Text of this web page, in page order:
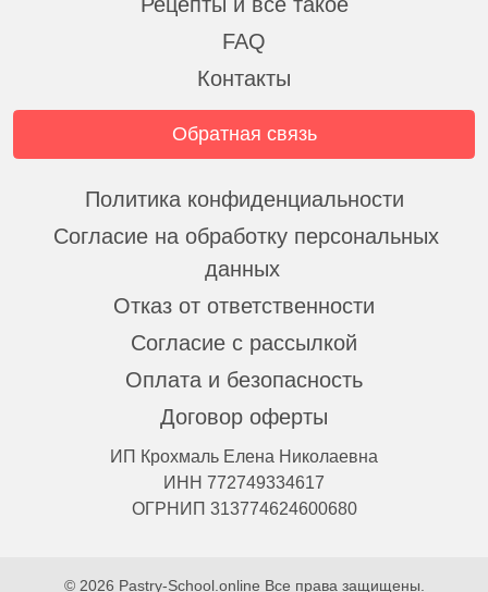
FAQ
Контакты
Обратная связь
Политика конфиденциальности
Согласие на обработку персональных
данных
Отказ от ответственности
Согласие с рассылкой
Оплата и безопасность
Договор оферты
ИП Крохмаль Елена Николаевна
ИНН 772749334617
ОГРНИП 313774624600680
© 2026 Pastry-School.online Все права защищены.